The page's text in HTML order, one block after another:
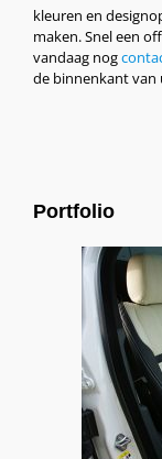
kleuren en
maken. Snel een
vandaag nog
de binnenkant van
Portfolio
Range